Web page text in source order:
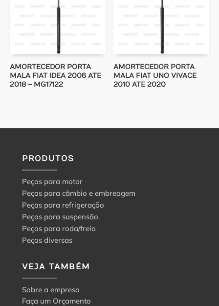
AMORTECEDOR PORTA
MALA FIAT IDEA 2006 ATE
2018 – MG17122
AMORTECEDOR PORTA
MALA FIAT UNO VIVACE
2010 ATE 2020
PRODUTOS
Peças para motor
Peças para câmbio e embreagem
Peças para refrigeração
Peças para suspensão
Peças para roda/freio
Peças diversas
VEJA TAMBÉM
Sobre a empresa
Faça um Orçamento